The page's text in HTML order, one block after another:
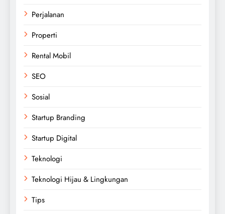
Perjalanan
Properti
Rental Mobil
SEO
Sosial
Startup Branding
Startup Digital
Teknologi
Teknologi Hijau & Lingkungan
Tips